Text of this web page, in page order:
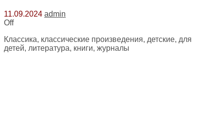
11.09.2024 admin
Off
Классика, классические произведения, детские, для
детей, литература, книги, журналы